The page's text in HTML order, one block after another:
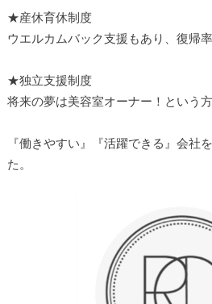
★産休育休制度
ウエルカムバック支援もあり、復帰率
★独立支援制度
将来の夢は美容室オーナー！という
『働きやすい』『活躍できる』会社
た。